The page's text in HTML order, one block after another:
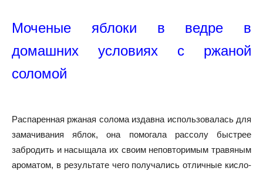
Моченые яблоки в ведре в
домашних условиях с ржаной
соломой
Распаренная ржаная солома издавна использовалась для
замачивания яблок, она помогала рассолу быстрее
забродить и насыщала их своим неповторимым травяным
ароматом, в результате чего получались отличные кисло-